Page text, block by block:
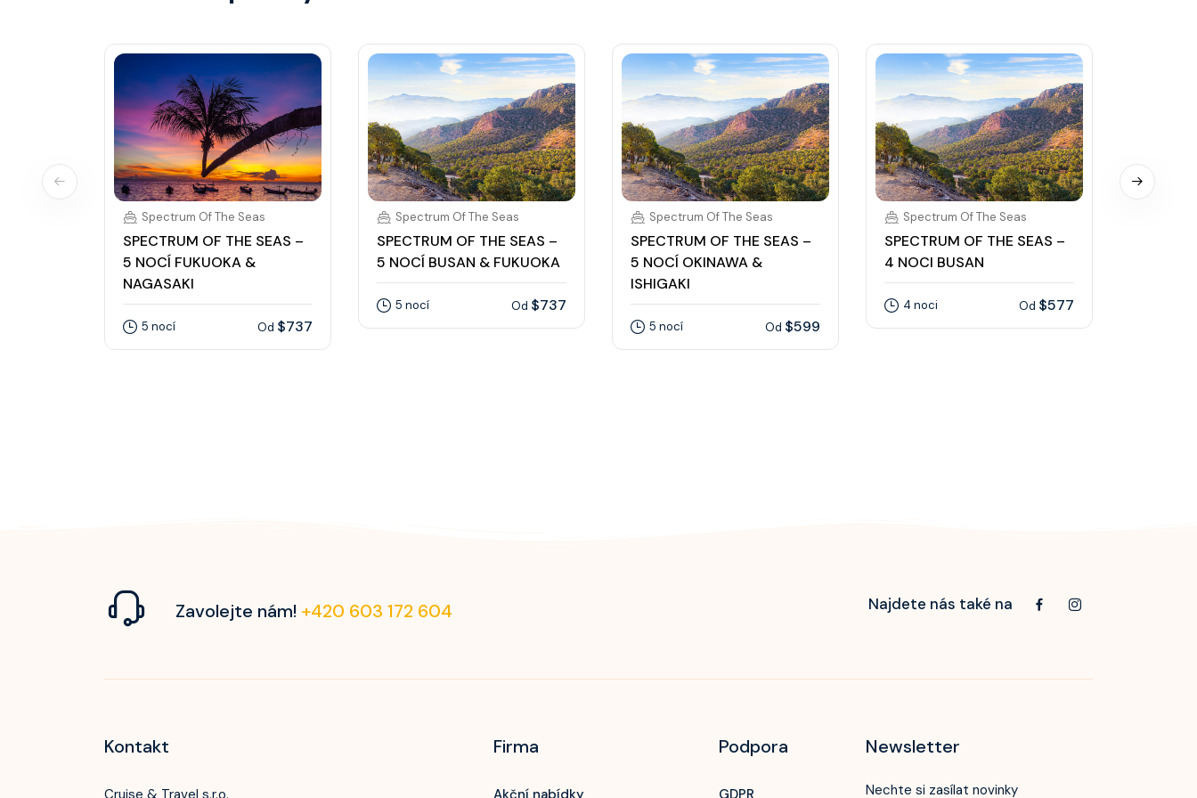
Spectrum Of The Seas
SPECTRUM OF THE SEAS –
5 NOCÍ FUKUOKA &
NAGASAKI
5 nocí Od $737
Spectrum Of The Seas
SPECTRUM OF THE SEAS –
5 NOCÍ BUSAN & FUKUOKA
5 nocí Od $737
Spectrum Of The Seas
SPECTRUM OF THE SEAS –
5 NOCÍ OKINAWA &
ISHIGAKI
5 nocí Od $599
Spectrum Of The Seas
SPECTRUM OF THE SEAS –
4 NOCI BUSAN
4 noci Od $577
Zavolejte nám! +420 603 172 604 Najdete nás také na
Kontakt
Cruise & Travel s.r.o.
Firma
Akční nabídky
Podpora
GDPR
Newsletter
Nechte si zasílat novinky